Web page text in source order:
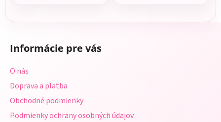
Informácie pre vás
O nás
Doprava a platba
Obchodné podmienky
Podmienky ochrany osobných údajov